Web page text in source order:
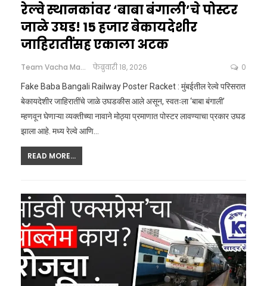
रेल्वे स्थानकांवर ‘बाबा बंगाली’चे पोस्टर
जाळे उघड! 15 हजार बेकायदेशीर
जाहिरातींसह एकाला अटक
Team Vacha Marathi फेब्रुवारी 18, 2026 0
Fake Baba Bangali Railway Poster Racket : मुंबईतील रेल्वे परिसरात
बेकायदेशीर जाहिरातींचे जाळे उघडकीस आले असून, स्वतःला ‘बाबा बंगाली’
म्हणवून घेणाऱ्या व्यक्तीच्या नावाने मोठ्या प्रमाणात पोस्टर लावण्याचा प्रकार उघड
झाला आहे. मध्य रेल्वे आणि
READ MORE...